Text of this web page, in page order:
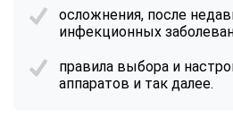
осложнения, после
инфекционных
правила выбора и
аппаратов и так далее.